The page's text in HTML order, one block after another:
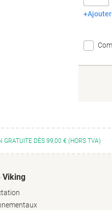
GRATUITE DÈS 99,00 € (HORS TVA)
Viking